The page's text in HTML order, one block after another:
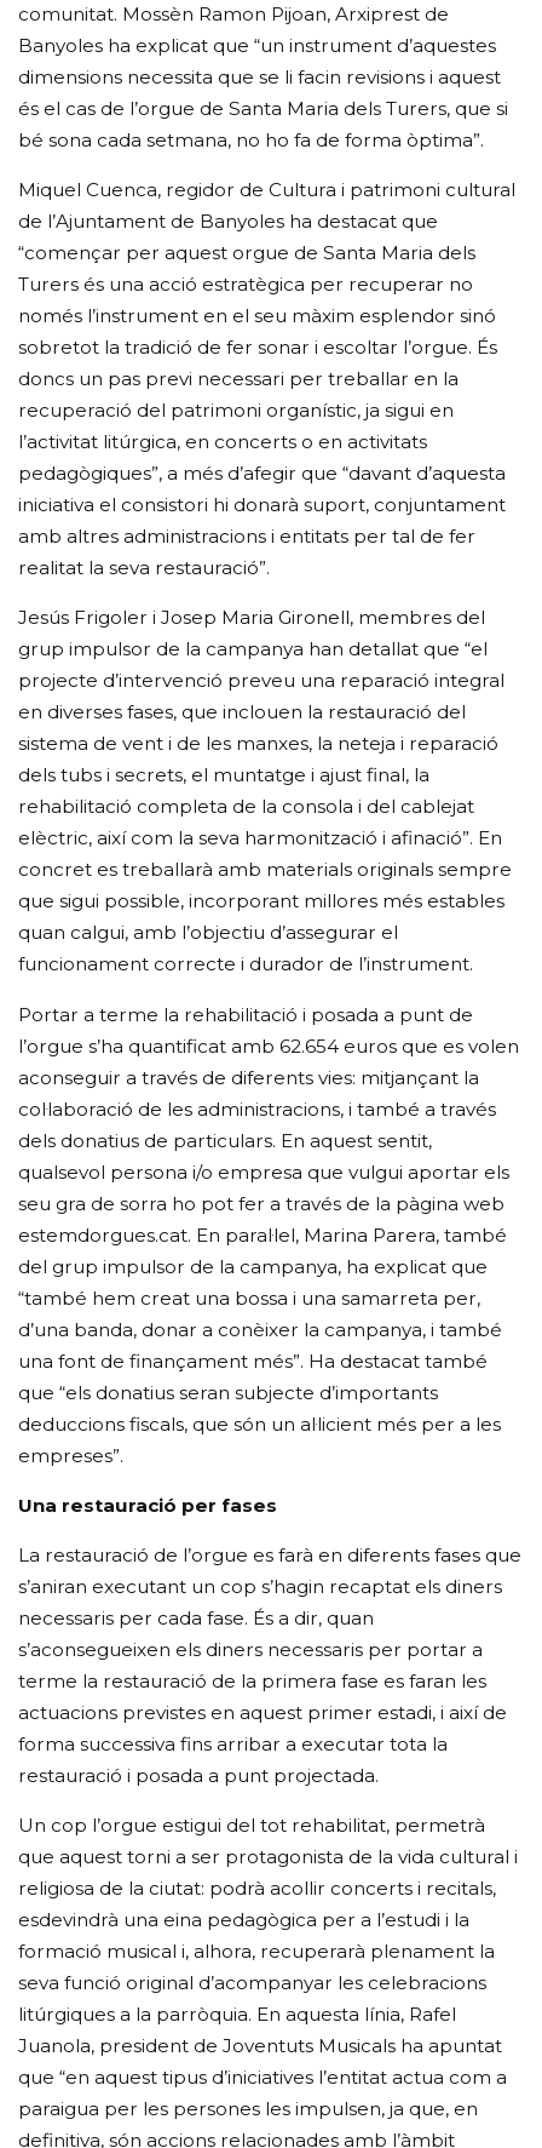
comunitat. Mossèn Ramon Pijoan, Arxiprest de
Banyoles ha explicat que “un instrument d’aquestes
dimensions necessita que se li facin revisions i aquest
és el cas de l’orgue de Santa Maria dels Turers, que si
bé sona cada setmana, no ho fa de forma òptima”.
Miquel Cuenca, regidor de Cultura i patrimoni cultural
de l’Ajuntament de Banyoles ha destacat que
“començar per aquest orgue de Santa Maria dels
Turers és una acció estratègica per recuperar no
només l’instrument en el seu màxim esplendor sinó
sobretot la tradició de fer sonar i escoltar l’orgue. És
doncs un pas previ necessari per treballar en la
recuperació del patrimoni organístic, ja sigui en
l’activitat litúrgica, en concerts o en activitats
pedagògiques”, a més d’afegir que “davant d’aquesta
iniciativa el consistori hi donarà suport, conjuntament
amb altres administracions i entitats per tal de fer
realitat la seva restauració”.
Jesús Frigoler i Josep Maria Gironell, membres del
grup impulsor de la campanya han detallat que “el
projecte d’intervenció preveu una reparació integral
en diverses fases, que inclouen la restauració del
sistema de vent i de les manxes, la neteja i reparació
dels tubs i secrets, el muntatge i ajust final, la
rehabilitació completa de la consola i del cablejat
elèctric, així com la seva harmonització i afinació”. En
concret es treballarà amb materials originals sempre
que sigui possible, incorporant millores més estables
quan calgui, amb l’objectiu d’assegurar el
funcionament correcte i durador de l’instrument.
Portar a terme la rehabilitació i posada a punt de
l’orgue s’ha quantificat amb 62.654 euros que es volen
aconseguir a través de diferents vies: mitjançant la
col·laboració de les administracions, i també a través
dels donatius de particulars. En aquest sentit,
qualsevol persona i/o empresa que vulgui aportar els
seu gra de sorra ho pot fer a través de la pàgina web
estemdorgues.cat. En paral·lel, Marina Parera, també
del grup impulsor de la campanya, ha explicat que
“també hem creat una bossa i una samarreta per,
d’una banda, donar a conèixer la campanya, i també
una font de finançament més”. Ha destacat també
que “els donatius seran subjecte d’importants
deduccions fiscals, que són un al·licient més per a les
empreses”.
Una restauració per fases
La restauració de l’orgue es farà en diferents fases que
s’aniran executant un cop s’hagin recaptat els diners
necessaris per cada fase. És a dir, quan
s’aconsegueixen els diners necessaris per portar a
terme la restauració de la primera fase es faran les
actuacions previstes en aquest primer estadi, i així de
forma successiva fins arribar a executar tota la
restauració i posada a punt projectada.
Un cop l’orgue estigui del tot rehabilitat, permetrà
que aquest torni a ser protagonista de la vida cultural i
religiosa de la ciutat: podrà acollir concerts i recitals,
esdevindrà una eina pedagògica per a l’estudi i la
formació musical i, alhora, recuperarà plenament la
seva funció original d’acompanyar les celebracions
litúrgiques a la parròquia. En aquesta línia, Rafel
Juanola, president de Joventuts Musicals ha apuntat
que “en aquest tipus d’iniciatives l’entitat actua com a
paraigua per les persones les impulsen, ja que, en
definitiva, són accions relacionades amb l’àmbit